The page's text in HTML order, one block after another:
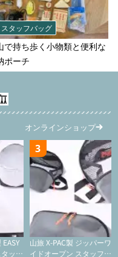
スタッフバッグ
で持ち歩く小物類と便利な
ポーチ
オンラインショップ
ッフ
3
山旅 X-PAC製 ジッパーワ
イドオープン スタッフサ